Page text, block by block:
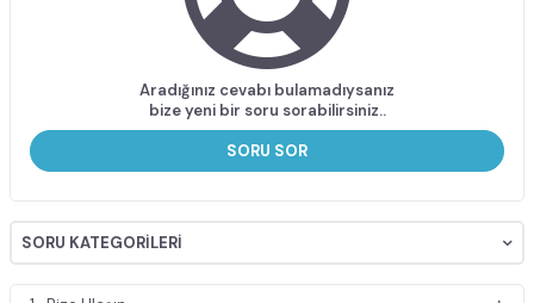
Aradığınız cevabı bulamadıysanız
bize yeni bir soru sorabilirsiniz..
SORU SOR
SORU KATEGORILERI